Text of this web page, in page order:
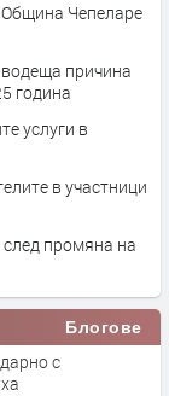
Чепеларе
причина
година
услуги в
в участници
промяна на
Блогове
с